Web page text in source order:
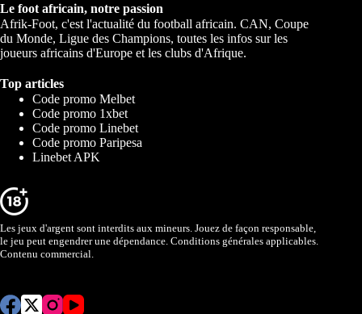
Le foot africain, notre passion
Afrik-Foot, c'est l'actualité du football africain. CAN, Coupe
du Monde, Ligue des Champions, toutes les infos sur les
joueurs africains d'Europe et les clubs d'Afrique.
Top articles
Code promo Melbet
Code promo 1xbet
Code promo Linebet
Code promo Paripesa
Linebet APK
Les jeux d'argent sont interdits aux mineurs. Jouez de façon responsable,
le jeu peut engendrer une dépendance. Conditions générales applicables.
Contenu commercial.